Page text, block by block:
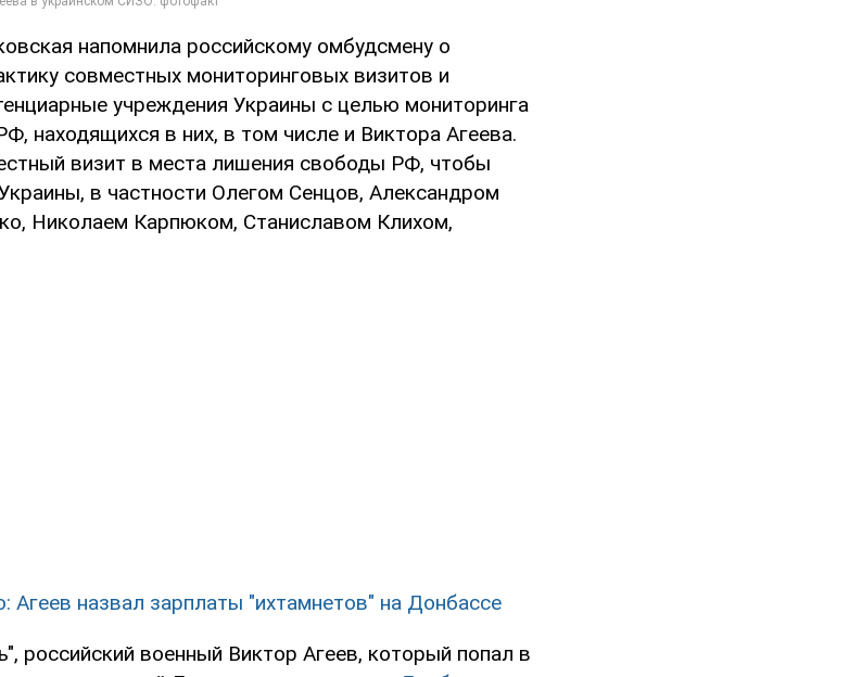
напомнила российскому омбудсмену о
совместных мониторинговых визитов и
учреждения Украины с целью мониторинга
находящихся в них, в том числе и Виктора Агеева.
визит в места лишения свободы РФ, чтобы
в частности Олегом Сенцов, Александром
Николаем Карпюком, Станиславом Клихом,
Агеев назвал зарплаты "ихтамнетов" на Донбассе
российский военный Виктор Агеев, который попал в